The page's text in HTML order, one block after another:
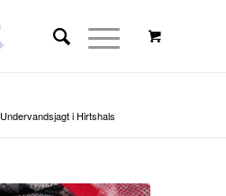
Undervandsjagt i Hirtshals